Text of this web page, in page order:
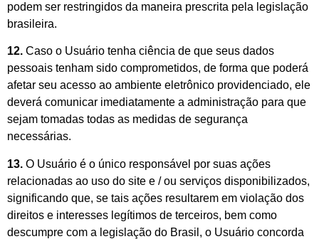
podem ser restringidos da maneira prescrita pela legislação
brasileira.
12. Caso o Usuário tenha ciência de que seus dados
pessoais tenham sido comprometidos, de forma que poderá
afetar seu acesso ao ambiente eletrônico providenciado, ele
deverá comunicar imediatamente a administração para que
sejam tomadas todas as medidas de segurança
necessárias.
13. O Usuário é o único responsável por suas ações
relacionadas ao uso do site e / ou serviços disponibilizados,
significando que, se tais ações resultarem em violação dos
direitos e interesses legítimos de terceiros, bem como
descumpre com a legislação do Brasil, o Usuário concorda